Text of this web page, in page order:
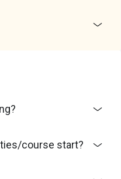
course start?